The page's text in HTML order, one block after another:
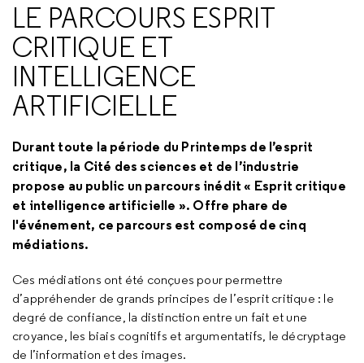
LE PARCOURS ESPRIT
CRITIQUE ET
INTELLIGENCE
ARTIFICIELLE
Durant toute la période du Printemps de l’esprit
critique, la Cité des sciences et de l’industrie
propose au public un parcours inédit « Esprit critique
et intelligence artificielle ». Offre phare de
l'événement, ce parcours est composé de cinq
médiations.
Ces médiations ont été conçues pour permettre
d’appréhender de grands principes de l’esprit critique : le
degré de confiance, la distinction entre un fait et une
croyance, les biais cognitifs et argumentatifs, le décryptage
de l’information et des images.